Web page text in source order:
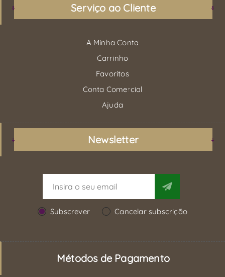
Serviço ao Cliente
A Minha Conta
Carrinho
Favoritos
Conta Comercial
Ajuda
Newsletter
Subscrever Cancelar subscrição
Métodos de Pagamento